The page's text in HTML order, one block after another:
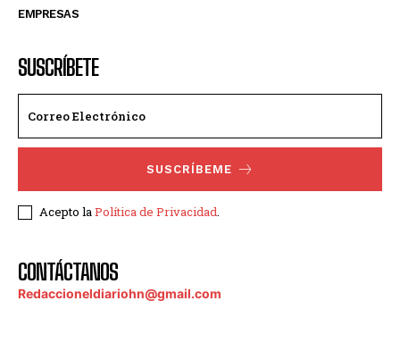
EMPRESAS
SUSCRÍBETE
SUSCRÍBEME
Acepto laPolítica de Privacidad.
CONTÁCTANOS
Redaccioneldiariohn@gmail.com